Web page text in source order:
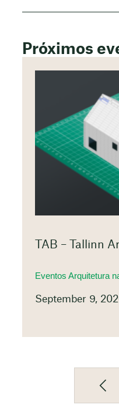
Próximos
TAB – Tallinn
Eventos Arquitetura
September 9,